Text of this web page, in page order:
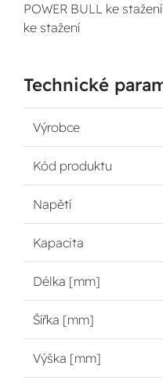
POWER BULL ke
ke stažení
Technické
Výrobce
Kód produktu
Napětí
Kapacita
Délka [mm]
Šířka [mm]
Výška [mm]